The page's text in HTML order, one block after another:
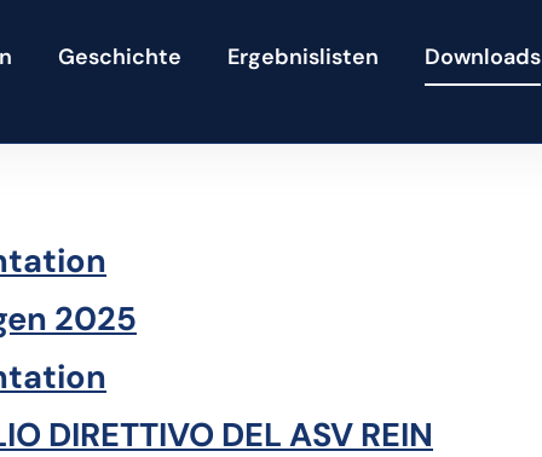
Geschichte Ergebnislisten Downloads
2025
DIRETTIVO DEL ASV REIN